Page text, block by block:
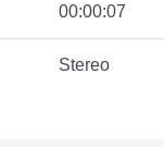
00:00:07
Stereo